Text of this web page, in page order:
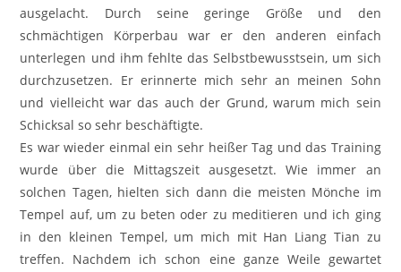
ausgelacht. Durch seine geringe Größe und den
schmächtigen Körperbau war er den anderen einfach
unterlegen und ihm fehlte das Selbstbewusstsein, um sich
durchzusetzen. Er erinnerte mich sehr an meinen Sohn
und vielleicht war das auch der Grund, warum mich sein
Schicksal so sehr beschäftigte.
Es war wieder einmal ein sehr heißer Tag und das Training
wurde über die Mittagszeit ausgesetzt. Wie immer an
solchen Tagen, hielten sich dann die meisten Mönche im
Tempel auf, um zu beten oder zu meditieren und ich ging
in den kleinen Tempel, um mich mit Han Liang Tian zu
treffen. Nachdem ich schon eine ganze Weile gewartet